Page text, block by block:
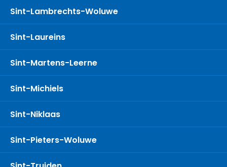
Sint-Lambrechts-Woluwe
Sint-Laureins
Sint-Martens-Leerne
Sint-Michiels
Sint-Niklaas
Sint-Pieters-Woluwe